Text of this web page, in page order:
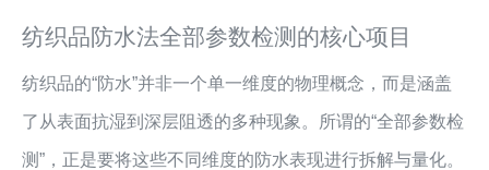
纺织品防水法全部参数检测的核心项目
纺织品的“防水”并非一个单一维度的物理概念，而是涵盖
了从表面抗湿到深层阻透的多种现象。所谓的“全部参数检
测”，正是要将这些不同维度的防水表现进行拆解与量化。